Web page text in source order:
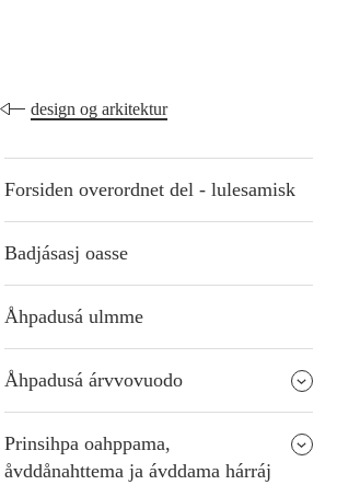
design og arkitektur
Forsiden overordnet del - lulesamisk
Badjásasj oasse
Åhpadusá ulmme
Åhpadusá árvvovuodo
Prinsihpa oahppama,
åvddånahttema ja ávddama hárráj